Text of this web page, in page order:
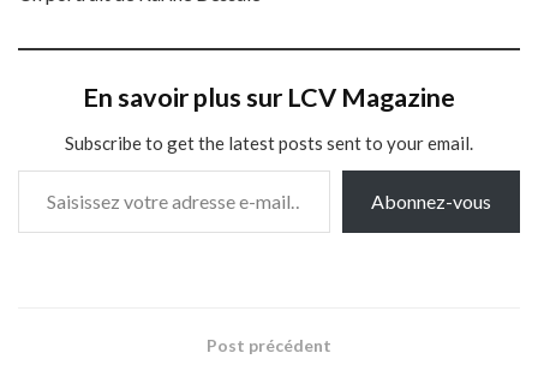
En savoir plus sur LCV Magazine
Subscribe to get the latest posts sent to your email.
Saisissez votre adresse e-mail…
Abonnez-vous
Post précédent